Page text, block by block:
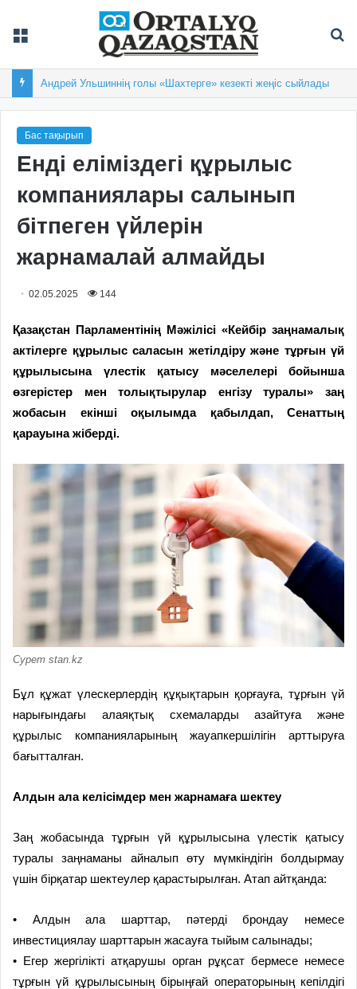
Андрей Ульшиннің голы «Шахтерге» кезекті жеңіс сыйлады
Бас тақырып
Енді еліміздегі құрылыс
компаниялары салынып
бітпеген үйлерін
жарнамалай алмайды
02.05.2025 144
Қазақстан Парламентінің Мәжілісі «Кейбір заңнамалық
актілерге құрылыс саласын жетілдіру және тұрғын үй
құрылысына үлестік қатысу мәселелері бойынша
өзгерістер мен толықтырулар енгізу туралы» заң
жобасын екінші оқылымда қабылдап, Сенаттың
қарауына жіберді.
Сурет stan.kz
Бұл құжат үлескерлердің құқықтарын қорғауға, тұрғын үй
нарығындағы алаяқтық схемаларды азайтуға және
құрылыс компанияларының жауапкершілігін арттыруға
бағытталған.
Алдын ала келісімдер мен жарнамаға шектеу
Заң жобасында тұрғын үй құрылысына үлестік қатысу
туралы заңнаманы айналып өту мүмкіндігін болдырмау
үшін бірқатар шектеулер қарастырылған. Атап айтқанда:
• Алдын ала шарттар, пәтерді брондау немесе
инвестициялау шарттарын жасауға тыйым салынады;
• Егер жергілікті атқарушы орган рұқсат бермесе немесе
тұрғын үй құрылысының бірыңғай операторының кепілдігі